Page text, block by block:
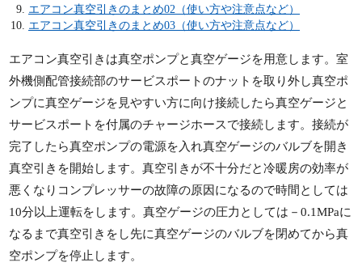
エアコン真空引きのまとめ02（使い方や注意点など）
エアコン真空引きのまとめ03（使い方や注意点など）
エアコン真空引きは真空ポンプと真空ゲージを用意します。室
外機側配管接続部のサービスポートのナットを取り外し真空ポ
ンプに真空ゲージを見やすい方に向け接続したら真空ゲージと
サービスポートを付属のチャージホースで接続します。接続が
完了したら真空ポンプの電源を入れ真空ゲージのバルブを開き
真空引きを開始します。真空引きが不十分だと冷暖房の効率が
悪くなりコンプレッサーの故障の原因になるので時間としては
10分以上運転をします。真空ゲージの圧力としては－0.1MPaに
なるまで真空引きをし先に真空ゲージのバルブを閉めてから真
空ポンプを停止します。